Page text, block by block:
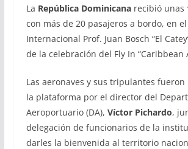
La República Dominicanarecibió unas
con más de 20 pasajeros a bordo, en
Internacional Prof. Juan Bosch “El
de la celebración del Fly In “Caribbean
Las aeronaves y sus tripulantes
la plataforma por el director del
Aeroportuario (DA), Víctor Pichardo,
delegación de funcionarios de la
darles la bienvenida al territorio